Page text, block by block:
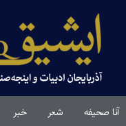
آنا صحیفه شعر خبر